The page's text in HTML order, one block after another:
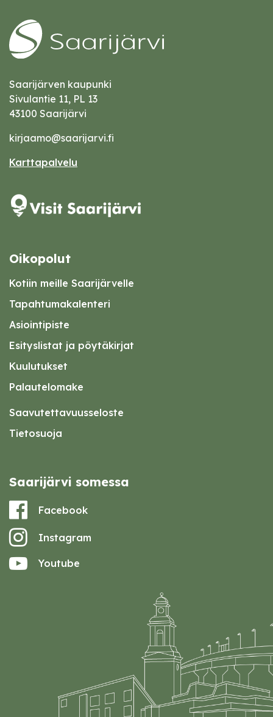
Saarijärven kaupunki
Sivulantie 11, PL 13
43100 Saarijärvi
kirjaamo@saarijarvi.fi
Karttapalvelu
Oikopolut
Kotiin meille Saarijärvelle
Tapahtumakalenteri
Asiointipiste
Esityslistat ja pöytäkirjat
Kuulutukset
Palautelomake
Saavutettavuusseloste
Tietosuoja
Saarijärvi somessa
Facebook
Instagram
Youtube